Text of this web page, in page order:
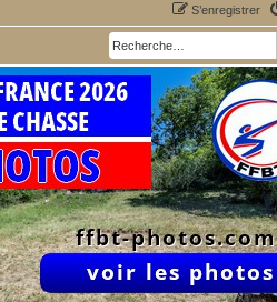
S’enregistrer